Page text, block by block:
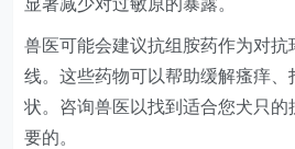
显著减少对过敏原的暴露。
兽医可能会建议抗组胺药作为对
线。这些药物可以帮助缓解瘙痒、
状。咨询兽医以找到适合您犬只的
要的。